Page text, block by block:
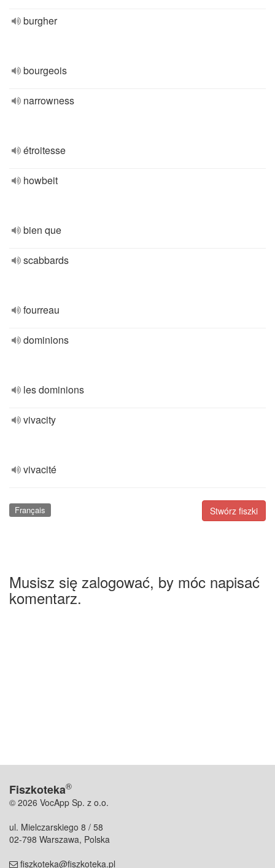
burgher
bourgeois
narrowness
étroitesse
howbeit
bien que
scabbards
fourreau
dominions
les dominions
vivacity
vivacité
Stwórz fiszki
Français
Musisz się zalogować, by móc napisać
komentarz.
Fiszkoteka®
© 2026 VocApp Sp. z o.o.
ul. Mielczarskiego 8 / 58
02-798 Warszawa, Polska
fiszkoteka@fiszkoteka.pl